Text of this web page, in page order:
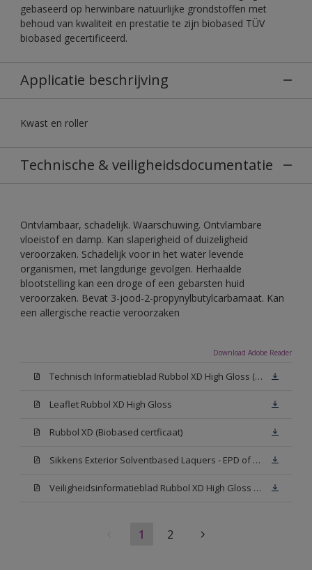
gebaseerd op herwinbare natuurlijke grondstoffen met
behoud van kwaliteit en prestatie te zijn biobased TÜV
biobased gecertificeerd.
Applicatie beschrijving
Kwast en roller
Technische & veiligheidsdocumentatie
Ontvlambaar, schadelijk. Waarschuwing. Ontvlambare
vloeistof en damp. Kan slaperigheid of duizeligheid
veroorzaken. Schadelijk voor in het water levende
organismen, met langdurige gevolgen. Herhaalde
blootstelling kan een droge of een gebarsten huid
veroorzaken. Bevat 3-jood-2-propynylbutylcarbamaat. Kan
een allergische reactie veroorzaken
Download Adobe Reader
Technisch Informatieblad Rubbol XD High Gloss (PDF)
Leaflet Rubbol XD High Gloss
Rubbol XD (Biobased certficaat)
Sikkens Exterior Solventbased Laquers - EPD of Milieuproductverklaring
Veiligheidsinformatieblad Rubbol XD High Gloss White W05 (MSDS)
1 2